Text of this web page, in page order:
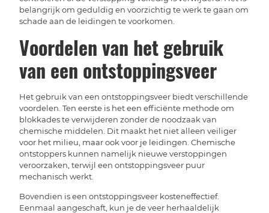
belangrijk om geduldig en voorzichtig te werk te gaan om
schade aan de leidingen te voorkomen.
Voordelen van het gebruik
van een ontstoppingsveer
Het gebruik van een ontstoppingsveer biedt verschillende
voordelen. Ten eerste is het een efficiënte methode om
blokkades te verwijderen zonder de noodzaak van
chemische middelen. Dit maakt het niet alleen veiliger
voor het milieu, maar ook voor je leidingen. Chemische
ontstoppers kunnen namelijk nieuwe verstoppingen
veroorzaken, terwijl een ontstoppingsveer puur
mechanisch werkt.
Bovendien is een ontstoppingsveer kosteneffectief.
Eenmaal aangeschaft, kun je de veer herhaaldelijk